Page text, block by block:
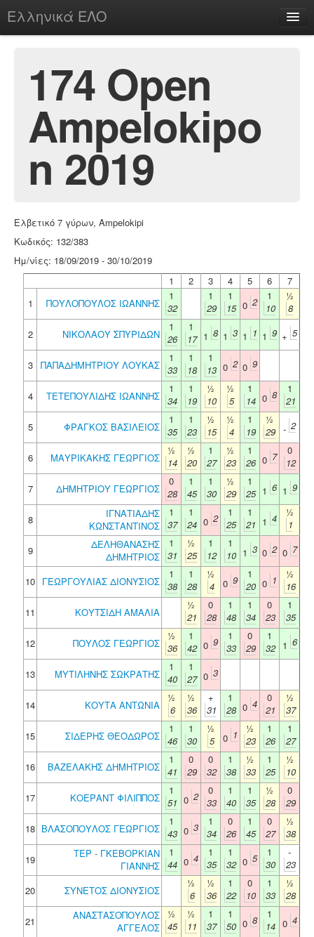
Ελληνικά ΕΛΟ
chesstu.be @ discord
Login
174 Open
Ampelokipo
n 2019
Ελβετικό 7 γύρων, Ampelokipi
Κωδικός: 132/383
Ημ/νίες: 18/09/2019 - 30/10/2019
1
2 3 4 5 6
7
1
ΠΟΥΛΟΠΟΥΛΟΣ ΙΩΑΝΝΗΣ
1
32
1
29
1
15 0 2
1
10
½
8
2
ΝΙΚΟΛΑΟΥ ΣΠΥΡΙΔΩΝ
1
26
1
17 1 8 1 3 1 1 1 9 + 5
3 ΠΑΠΑΔΗΜΗΤΡΙΟΥ ΛΟΥΚΑΣ
1
33
1
18
1
13 0 2 0 9
4 ΤΕΤΕΠΟΥΛΙΔΗΣ ΙΩΑΝΝΗΣ
1
34
1
19
½
10
½
5
1
14 0 8
1
21
5
ΦΡΑΓΚΟΣ ΒΑΣΙΛΕΙΟΣ
1
35
1
23
½
15
½
4
1
19
½
29 - 2
6 ΜΑΥΡΙΚΑΚΗΣ ΓΕΩΡΓΙΟΣ
½
14
½
20
1
27
½
23
1
26 0 7
0
12
7
ΔΗΜΗΤΡΙΟΥ ΓΕΩΡΓΙΟΣ
0
28
1
45
1
30
½
29
1
25 1 6 1 9
8
ΙΓΝΑΤΙΑΔΗΣ
ΚΩΝΣΤΑΝΤΙΝΟΣ
1
37
1
24 0 2
1
25
1
21 1 4
½
1
9
ΔΕΛΗΘΑΝΑΣΗΣ
ΔΗΜΗΤΡΙΟΣ
1
31
½
25
1
12
1
10 1 3 0 2 0 7
10 ΓΕΩΡΓΟΥΛΙΑΣ ΔΙΟΝΥΣΙΟΣ
1
38
1
28
½
4
0 9
1
20 0 1
½
16
11
ΚΟΥΤΣΙΔΗ ΑΜΑΛΙΑ
½
21
0
28
1
48
1
34
0
23
1
35
12
ΠΟΥΛΟΣ ΓΕΩΡΓΙΟΣ
½
36
1
42 0 9
1
33
0
29
1
32 1 6
13 ΜΥΤΙΛΗΝΗΣ ΣΩΚΡΑΤΗΣ
1
40
1
27 0 3
14 ΚΟΥΤΑ ΑΝΤΩΝΙΑ
½
6
½
36
+
31
1
28 0 4
0
21
½
37
15
ΣΙΔΕΡΗΣ ΘΕΟΔΩΡΟΣ
1
46
1
30
½
5
0 1
½
23
1
26
1
27
16
ΒΑΖΕΛΑΚΗΣ ΔΗΜΗΤΡΙΟΣ
1
41
0
29
0
32
1
38
½
33
1
25
½
10
17
ΚΟΕΡΑΝΤ ΦΙΛΙΠΠΟΣ
1
51 0 2
0
33
1
40
1
35
½
28
0
29
18 ΒΛΑΣΟΠΟΥΛΟΣ ΓΕΩΡΓΙΟΣ
1
43 0 3
1
34
0
26
1
45
0
27
½
38
19
ΤΕΡ - ΓΚΕΒΟΡΚΙΑΝ
ΓΙΑΝΝΗΣ
1
44 0 4
1
35
1
32 0 5
1
30
-
23
20
ΣΥΝΕΤΟΣ ΔΙΟΝΥΣΙΟΣ
½
6
½
36
1
22
0
10
1
33
½
28
21
ΑΝΑΣΤΑΣΟΠΟΥΛΟΣ
ΑΓΓΕΛΟΣ
½
45
½
11
1
37
1
50 0 8
1
14 0 4